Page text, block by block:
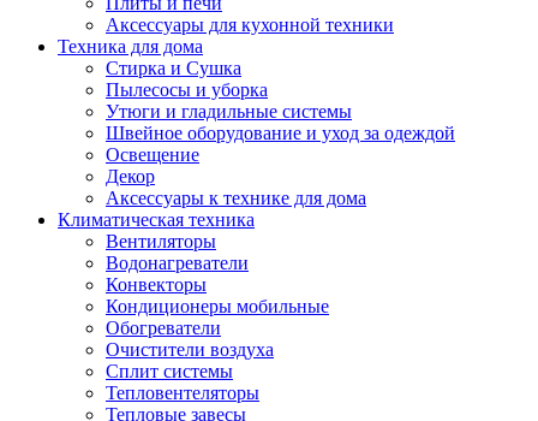
Аксессуары для кухонной техники
Техника для дома
Стирка и Сушка
Пылесосы и уборка
Утюги и гладильные системы
Швейное оборудование и уход за одеждой
Освещение
Декор
Аксессуары к технике для дома
Климатическая техника
Вентиляторы
Водонагреватели
Конвекторы
Кондиционеры мобильные
Обогреватели
Очистители воздуха
Сплит системы
Тепловентеляторы
Тепловые завесы